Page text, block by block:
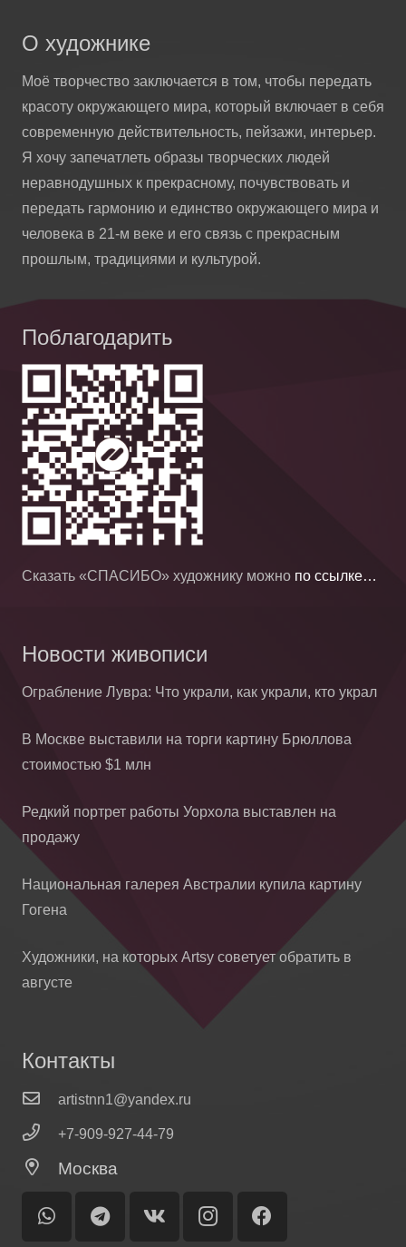
О художнике
Моё творчество заключается в том, чтобы передать
красоту окружающего мира, который включает в себя
современную действительность, пейзажи, интерьер.
Я хочу запечатлеть образы творческих людей
неравнодушных к прекрасному, почувствовать и
передать гармонию и единство окружающего мира и
человека в 21-м веке и его связь с прекрасным
прошлым, традициями и культурой.
Поблагодарить
Сказать «СПАСИБО» художнику можно по ссылке…
Новости живописи
Ограбление Лувра: Что украли, как украли, кто украл
В Москве выставили на торги картину Брюллова
стоимостью $1 млн
Редкий портрет работы Уорхола выставлен на
продажу
Национальная галерея Австралии купила картину
Гогена
Художники, на которых Artsy советует обратить в
августе
Контакты
artistnn1@yandex.ru
+7-909-927-44-79
Москва